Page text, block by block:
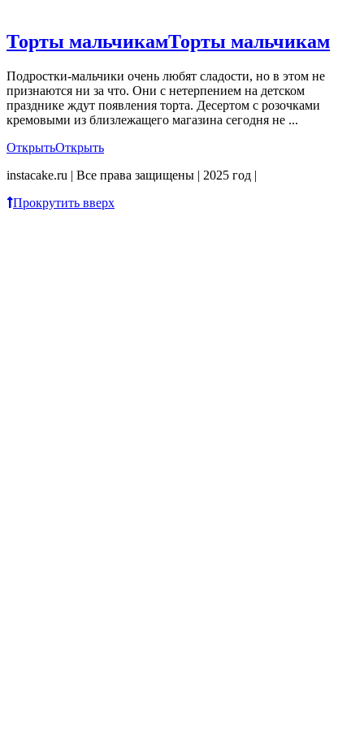
Торты мальчикамТорты мальчикам
Подростки-мальчики очень любят сладости, но в этом не
признаются ни за что. Они с нетерпением на детском
празднике ждут появления торта. Десертом с розочками
кремовыми из близлежащего магазина сегодня не ...
ОткрытьОткрыть
instacake.ru | Все права защищены | 2025 год |
Прокрутить вверх